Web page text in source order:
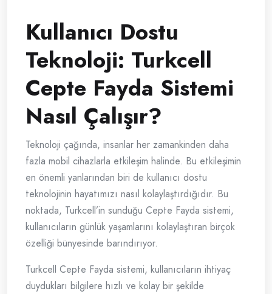
Kullanıcı Dostu
Teknoloji: Turkcell
Cepte Fayda Sistemi
Nasıl Çalışır?
Teknoloji çağında, insanlar her zamankinden daha
fazla mobil cihazlarla etkileşim halinde. Bu etkileşimin
en önemli yanlarından biri de kullanıcı dostu
teknolojinin hayatımızı nasıl kolaylaştırdığıdır. Bu
noktada, Turkcell’in sunduğu Cepte Fayda sistemi,
kullanıcıların günlük yaşamlarını kolaylaştıran birçok
özelliği bünyesinde barındırıyor.
Turkcell Cepte Fayda sistemi, kullanıcıların ihtiyaç
duydukları bilgilere hızlı ve kolay bir şekilde